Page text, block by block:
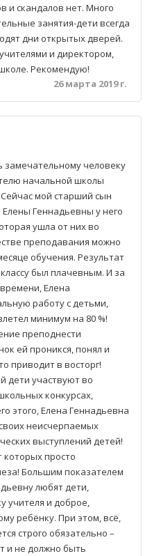
и скандалов нет. Много
занятия-дети всегда
дни открытых дверей.
и директором,
Рекомендую!
26 марта 2019 г.
замечательному человеку
начальной школы
мой старший сын
Елены Геннадьевны у него
ушла от них во
преподавания можно
обучения. Результат
был плачевным. И за
Елена
работу с детьми,
минимум на 80 %!
преподнести
ей проникся, понял и
приводит в восторг!
дети участвуют во
конкурсах,
этого, Елена Геннадьевна
неисчерпаемых
выступлений детей!
просто
Большим показателем
любят дети,
учителя и доброе,
ребёнку. При этом, всё,
строго обязательно –
и не должно быть